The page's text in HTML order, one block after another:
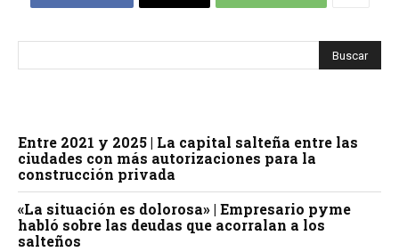
Entre 2021 y 2025 | La capital salteña entre las
ciudades con más autorizaciones para la
construcción privada
«La situación es dolorosa» | Empresario pyme
habló sobre las deudas que acorralan a los
salteños